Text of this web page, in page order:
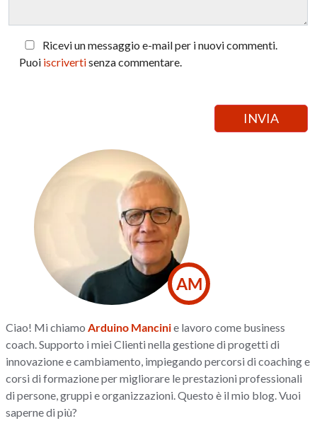
Ricevi un messaggio e-mail per i nuovi commenti.
Puoi iscrivertisenza commentare.
AM
Ciao! Mi chiamo Arduino Mancinie lavoro come business
coach. Supporto i miei Clienti nella gestione di progetti di
innovazione e cambiamento, impiegando percorsi di coaching e
corsi di formazione per migliorare le prestazioni professionali
di persone, gruppi e organizzazioni. Questo è il mio blog. Vuoi
saperne di più?